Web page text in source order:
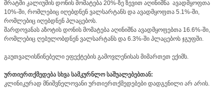
შრატში კალიუმის დონის მომატება 20%-ზე ზევით აღინიშნა ავადმყოფთა
10%-ში, რომლებიც იღებდნენ ვალსარტანს და ავადმყოფთა 5.1%-ში,
რომლებიც იღებდნენ პლაცებოს.
შარდოვანას აზოტის დონის მომატება აღინიშნა ავადმყოფებთა 16.6%-ში,
რომლებიც ღებულობდნენ ვალსარტანს და 6.3%-ში პლაცებოს ჯგუფში.
გაუთვალისწინებელი ეფექტების გამოვლენისას მიმართეთ ექიმს.
ურთიერთქმედება სხვა სამკურნლო საშუალებებთან:
კლინიკურად მნიშვნელოვანი ურთიერთქმედებები დადგენილი არ არის.